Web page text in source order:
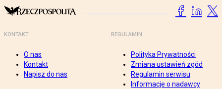
KONTAKT
O nas
Kontakt
Napisz do nas
REGULAMIN
Polityka Prywatności
Zmiana ustawień zgód
Regulamin serwisu
Informacje o nadawcy